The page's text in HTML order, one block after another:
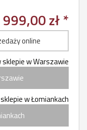
zł *
online
w Warszawie
w Łomiankach